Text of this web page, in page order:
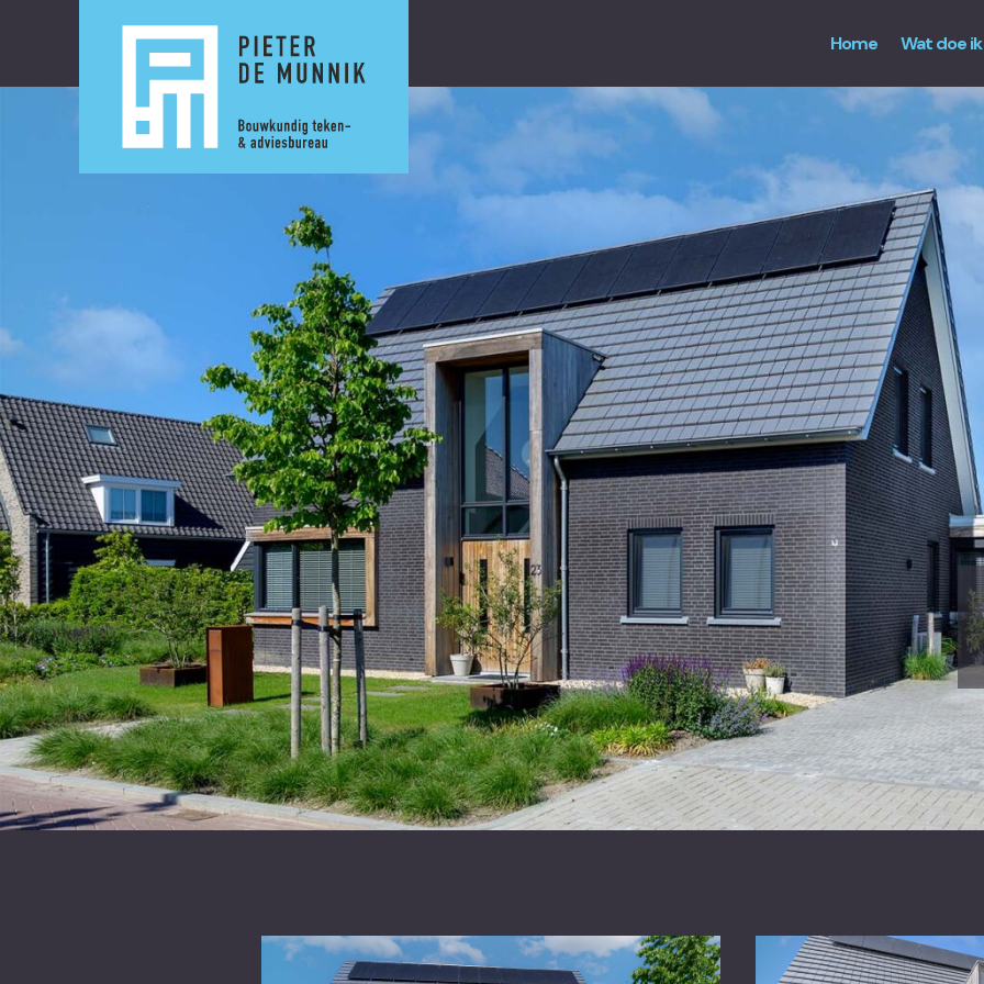
Home Wat doe ik